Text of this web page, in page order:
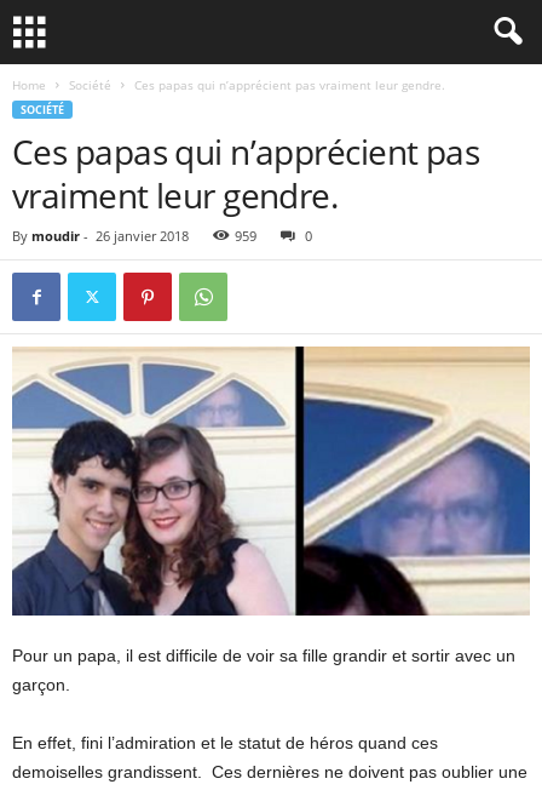
Home Société Ces papas qui n’apprécient pas vraiment leur gendre.
SOCIÉTÉ
Ces papas qui n’apprécient pas
vraiment leur gendre.
By moudir - 26 janvier 2018 959 0
Pour un papa, il est difficile de voir sa fille grandir et sortir avec un
garçon.
En effet, fini l’admiration et le statut de héros quand ces
demoiselles grandissent. Ces dernières ne doivent pas oublier une